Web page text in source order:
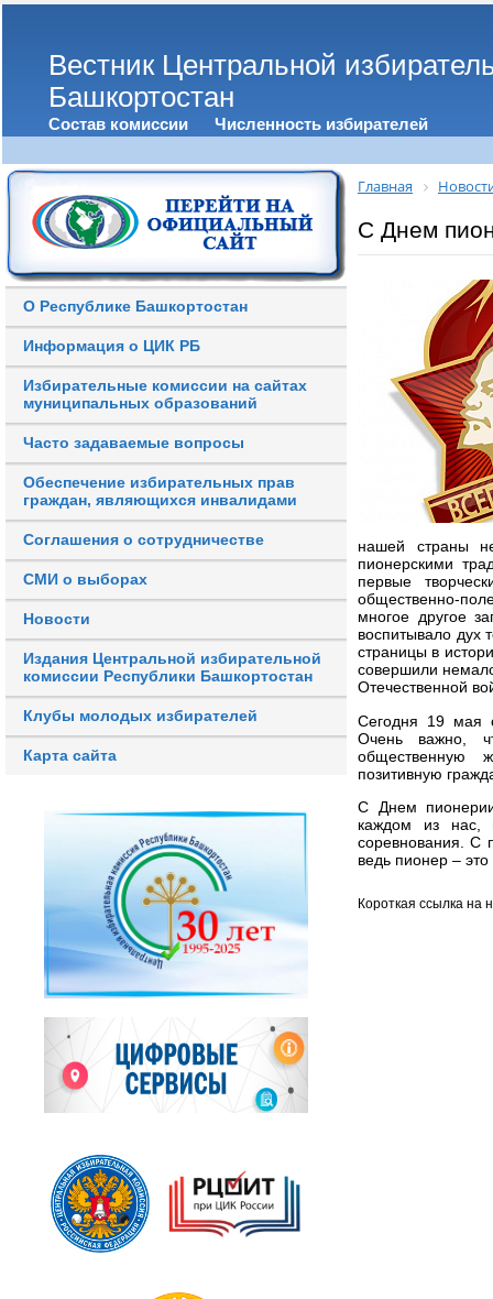
Вестник Центральной
Башкортостан
Состав комиссии Численность избирателей
О Республике Башкортостан
Информация о ЦИК РБ
Избирательные комиссии на сайтах
муниципальных образований
Часто задаваемые вопросы
Обеспечение избирательных прав
граждан, являющихся инвалидами
Соглашения о сотрудничестве
СМИ о выборах
Новости
Издания Центральной избирательной
комиссии Республики Башкортостан
Клубы молодых избирателей
Карта сайта
Главная
С Днем
нашей страны
пионерскими
первые
общественно-
многое другое
воспитывало дух
страницы в
совершили
Отечественной
Сегодня 19 мая
Очень важно,
общественную
позитивную
С Днем
каждом из нас,
соревнования. С
ведь пионер –
Короткая ссылка на